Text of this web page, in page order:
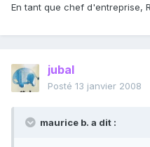
En tant que chef d'entreprise,
jubal
Posté 13 janvier 2008
maurice b. a dit :